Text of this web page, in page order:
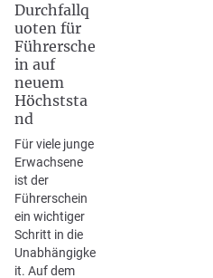
Durchfallq
uoten für
Führersche
in auf
neuem
Höchststa
nd
Für viele junge
Erwachsene
ist der
Führerschein
ein wichtiger
Schritt in die
Unabhängigke
it. Auf dem